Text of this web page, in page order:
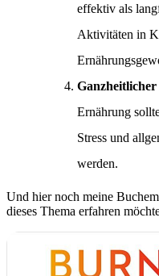
effektiv als
Aktivitäten in
Ganzheitlicher
Ernährung
Stress und
werden.
Und hier noch meine
dieses Thema erfahren